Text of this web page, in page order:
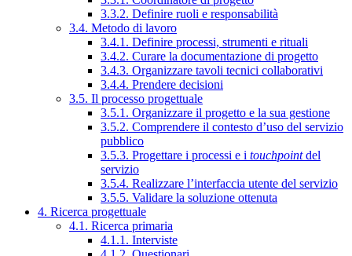
3.3.2. Definire ruoli e responsabilità
3.4. Metodo di lavoro
3.4.1. Definire processi, strumenti e rituali
3.4.2. Curare la documentazione di progetto
3.4.3. Organizzare tavoli tecnici collaborativi
3.4.4. Prendere decisioni
3.5. Il processo progettuale
3.5.1. Organizzare il progetto e la sua gestione
3.5.2. Comprendere il contesto d’uso del servizio
pubblico
3.5.3. Progettare i processi e i touchpointdel
servizio
3.5.4. Realizzare l’interfaccia utente del servizio
3.5.5. Validare la soluzione ottenuta
4. Ricerca progettuale
4.1. Ricerca primaria
4.1.1. Interviste